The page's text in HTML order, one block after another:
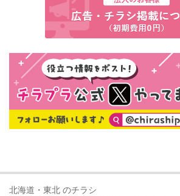
北海道・東北 のチラシ